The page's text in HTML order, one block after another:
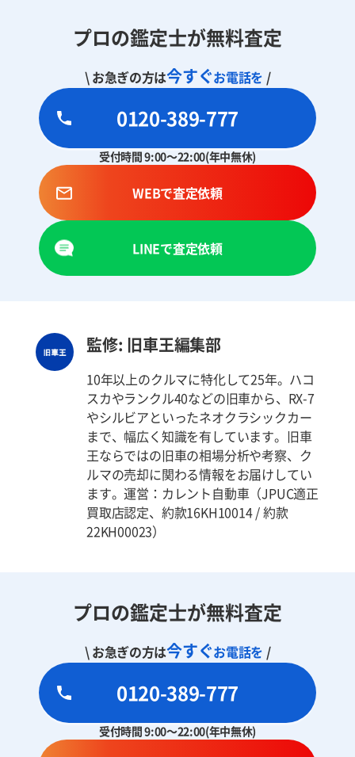
プロの鑑定士が無料査定
\ お急ぎの方は今すぐお電話を /
0120-389-777
受付時間 9:00～22:00(年中無休)
WEBで査定依頼
LINEで査定依頼
監修: 旧車王編集部
10年以上のクルマに特化して25年。ハコ
スカやランクル40などの旧車から、RX-7
やシルビアといったネオクラシックカー
まで、幅広く知識を有しています。旧車
王ならではの旧車の相場分析や考察、ク
ルマの売却に関わる情報をお届けしてい
ます。運営：カレント自動車（JPUC適正
買取店認定、約款16KH10014 / 約款
22KH00023）
プロの鑑定士が無料査定
\ お急ぎの方は今すぐお電話を /
0120-389-777
受付時間 9:00～22:00(年中無休)